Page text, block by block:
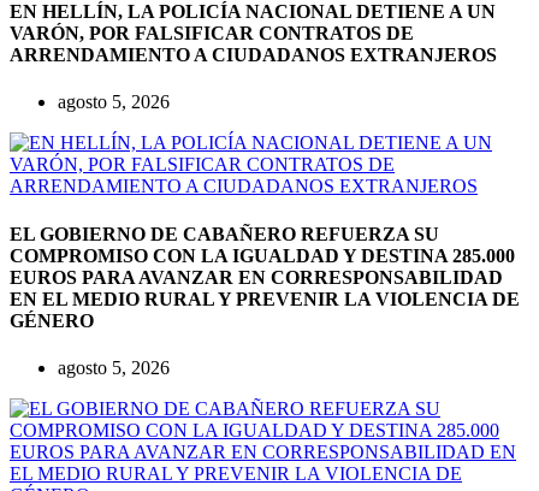
EN HELLÍN, LA POLICÍA NACIONAL DETIENE A UN
VARÓN, POR FALSIFICAR CONTRATOS DE
ARRENDAMIENTO A CIUDADANOS EXTRANJEROS
agosto 5, 2026
EL GOBIERNO DE CABAÑERO REFUERZA SU
COMPROMISO CON LA IGUALDAD Y DESTINA 285.000
EUROS PARA AVANZAR EN CORRESPONSABILIDAD
EN EL MEDIO RURAL Y PREVENIR LA VIOLENCIA DE
GÉNERO
agosto 5, 2026